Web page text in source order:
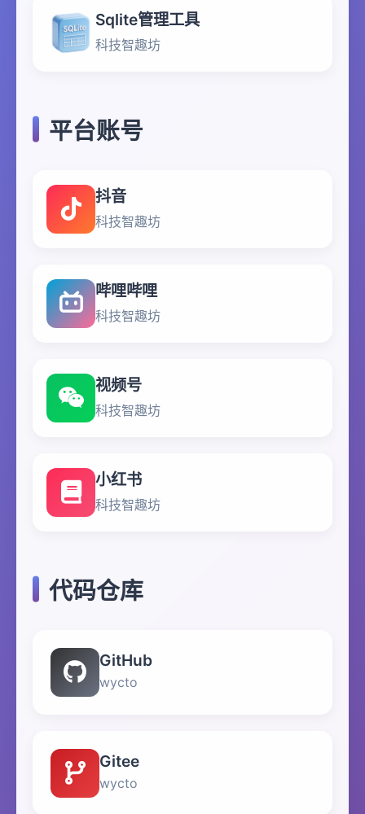
Sqlite管理工具
科技智趣坊
平台账号
抖音
科技智趣坊
哔哩哔哩
科技智趣坊
视频号
科技智趣坊
小红书
科技智趣坊
代码仓库
GitHub
wycto
Gitee
wycto